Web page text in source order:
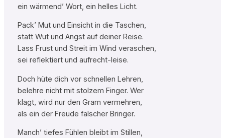
ein wärmend’ Wort, ein helles Licht.
Pack’ Mut und Einsicht in die Taschen,
statt Wut und Angst auf deiner Reise.
Lass Frust und Streit im Wind veraschen,
sei reflektiert und aufrecht-leise.
Doch hüte dich vor schnellen Lehren,
belehre nicht mit stolzem Finger. Wer
klagt, wird nur den Gram vermehren,
als ein der Freude falscher Bringer.
Manch’ tiefes Fühlen bleibt im Stillen,